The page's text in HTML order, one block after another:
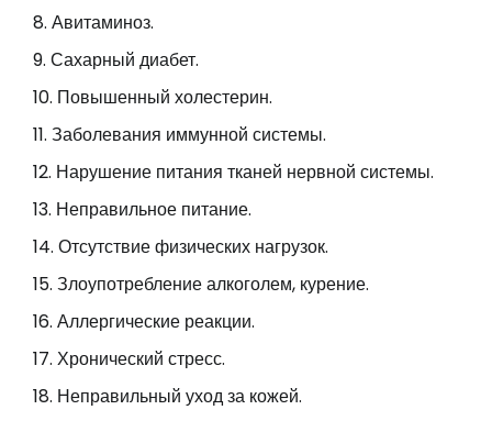
Авитаминоз.
Сахарный диабет.
Повышенный холестерин.
Заболевания иммунной системы.
Нарушение питания тканей нервной системы.
Неправильное питание.
Отсутствие физических нагрузок.
Злоупотребление алкоголем, курение.
Аллергические реакции.
Хронический стресс.
Неправильный уход за кожей.